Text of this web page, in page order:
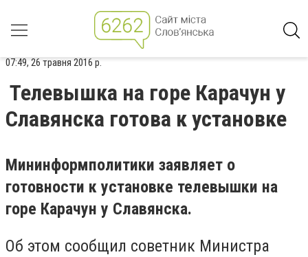
07:49, 26 травня 2016 р.
Телевышка на горе Карачун у
Славянска готова к установке
Мининформполитики заявляет о
готовности к установке телевышки на
горе Карачун у Славянска.
Об этом сообщил советник Министра